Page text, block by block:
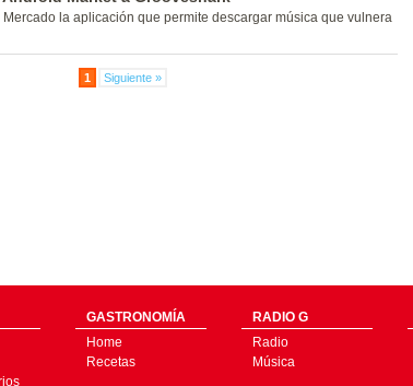
la aplicación que permite descargar música que vulnera
1 Siguiente »
GASTRONOMÍA
Home
Recetas
RADIO G
Radio
Música